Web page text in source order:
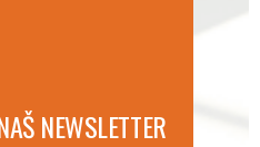
NEWSLETTER